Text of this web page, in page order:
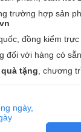
trường hợp sản
đồng kiểm trực
đối với hàng có
tặng , chương
ngày,